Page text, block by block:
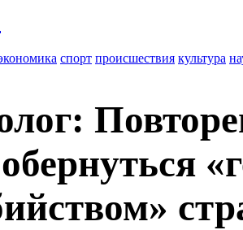
спорт происшествия культура